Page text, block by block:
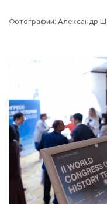
Фотографии: Александр